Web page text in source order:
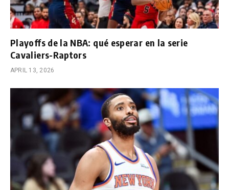
Playoffs de la NBA: qué esperar en la serie
Cavaliers-Raptors
APRIL 13, 2026